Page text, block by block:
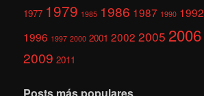
1977 1979 1985 1986 1987 1990 1992
1996 1997 2000 2001 2002 2005 2006
2009 2011
Posts más populares